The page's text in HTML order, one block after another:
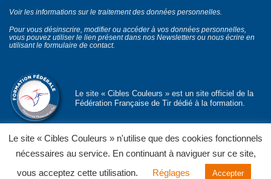
Voir les informations sur le traitement des données personnelles.
Pour vous désinscrire, modifier ou accéder à vos données personnelles,
vous pouvez utiliser le lien présent dans nos Newsletters ou nous écrire en
utilisant le formulaire de contact.
Le site « Cibles Couleurs » est un site officiel de la
Fédération Française de Tir dédié à la formation.
© Département formation fédérale
FFTir
CGU et CGV
Contact
Partenaires officiels
Le site « Cibles Couleurs » n'utilise que des cookies fonctionnels
nécessaires au service. En continuant à naviguer sur ce site,
vous acceptez cette utilisation.
Réglages Accepter